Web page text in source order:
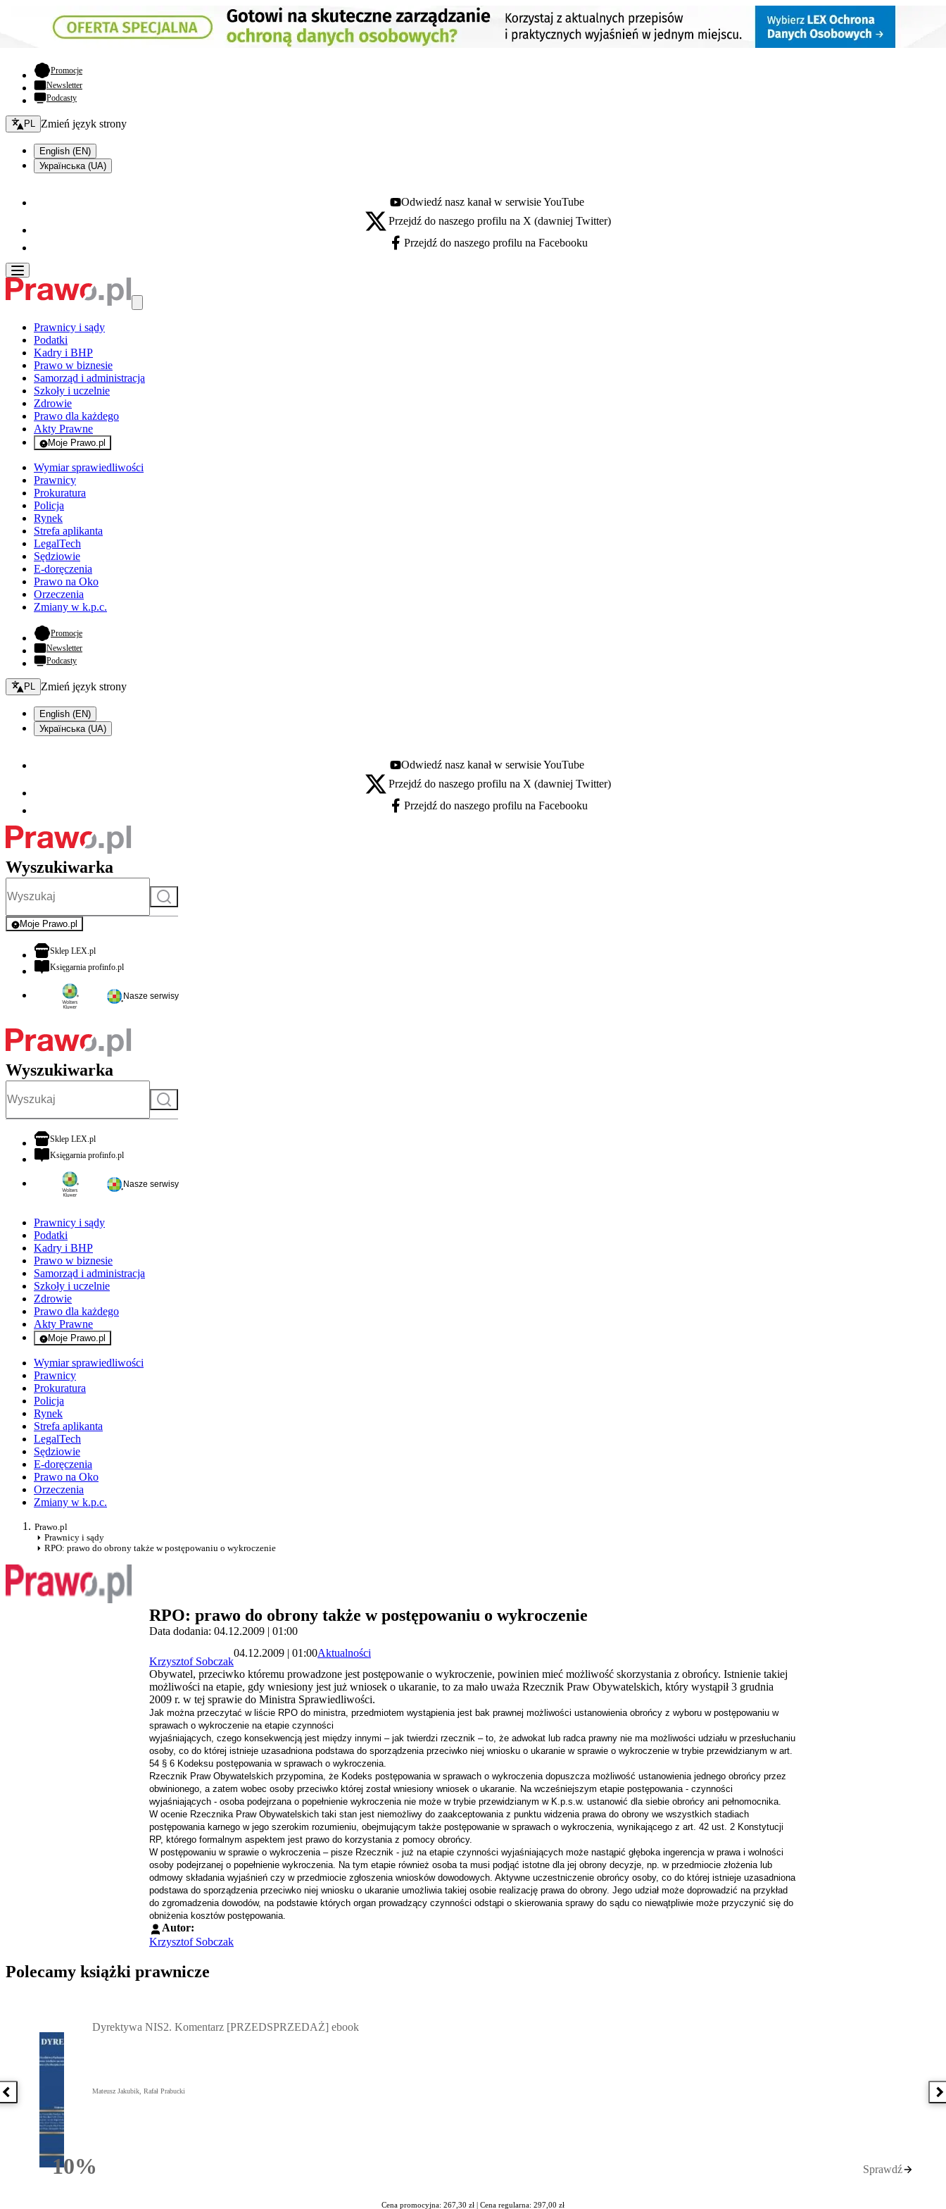
Promocje- otwiera się w nowej karcie
Newsletter
Podcasty
Zmień język - bieżący:
PL Zmień język strony
English (EN)
Українська (UA)
Youtube - otwiera się w nowej karcie
Odwiedź nasz kanał w serwisie YouTube
X - otwiera się w nowej karcie
Przejdź do naszego profilu na X (dawniej Twitter)
Facebook - otwiera się w nowej karcie
Przejdź do naszego profilu na Facebooku
Prawnicy i sądy
Podatki
Kadry i BHP
Prawo w biznesie
Samorząd i administracja
Szkoły i uczelnie
Zdrowie
Prawo dla każdego
Akty Prawne
Moje Prawo.pl
- rejestracja i logowanie do serwisu
Wymiar sprawiedliwości
Prawnicy
Prokuratura
Policja
Rynek
Strefa aplikanta
LegalTech
Sędziowie
E-doręczenia
Prawo na Oko
Orzeczenia
Zmiany w k.p.c.
Promocje- otwiera się w nowej karcie
Newsletter
Podcasty
Zmień język - bieżący:
PL Zmień język strony
English (EN)
Українська (UA)
Youtube - otwiera się w nowej karcie
Odwiedź nasz kanał w serwisie YouTube
X - otwiera się w nowej karcie
Przejdź do naszego profilu na X (dawniej Twitter)
Facebook - otwiera się w nowej karcie
Przejdź do naszego profilu na Facebooku
Wyszukiwarka
Szukaj
Moje Prawo.pl
- rejestracja i logowanie do serwisu
Sklep LEX.plotwiera się w nowej karcie
Księgarnia profinfo.plotwiera się w nowej karcie
Nasze serwisy
Wyszukiwarka
Szukaj
Sklep LEX.plotwiera się w nowej karcie
Księgarnia profinfo.plotwiera się w nowej karcie
Nasze serwisy
Prawnicy i sądy
Podatki
Kadry i BHP
Prawo w biznesie
Samorząd i administracja
Szkoły i uczelnie
Zdrowie
Prawo dla każdego
Akty Prawne
Moje Prawo.pl
- rejestracja i logowanie do serwisu
Wymiar sprawiedliwości
Prawnicy
Prokuratura
Policja
Rynek
Strefa aplikanta
LegalTech
Sędziowie
E-doręczenia
Prawo na Oko
Orzeczenia
Zmiany w k.p.c.
Prawo.pl
Prawnicy i sądy
RPO: prawo do obrony także w postępowaniu o wykroczenie
RPO: prawo do obrony także w postępowaniu o wykroczenie
Data dodania: 04.12.2009 | 01:00
Krzysztof Sobczak
04.12.2009 | 01:00Aktualności
Obywatel, przeciwko któremu prowadzone jest postępowanie o wykroczenie, powinien mieć możliwość skorzystania z obrońcy. Istnienie takiej
możliwości na etapie, gdy wniesiony jest już wniosek o ukaranie, to za mało uważa Rzecznik Praw Obywatelskich, który wystąpił 3 grudnia
2009 r. w tej sprawie do Ministra Sprawiedliwości.
Jak można przeczytać w liście RPO do ministra, przedmiotem wystąpienia jest bak prawnej możliwości ustanowienia obrońcy z wyboru w postępowaniu w
sprawach o wykroczenie na etapie czynności
wyjaśniających, czego konsekwencją jest między innymi – jak twierdzi rzecznik – to, że adwokat lub radca prawny nie ma możliwości udziału w przesłuchaniu
osoby, co do której istnieje uzasadniona podstawa do sporządzenia przeciwko niej wniosku o ukaranie w sprawie o wykroczenie w trybie przewidzianym w art.
54 § 6 Kodeksu postępowania w sprawach o wykroczenia.
Rzecznik Praw Obywatelskich przypomina, że Kodeks postępowania w sprawach o wykroczenia dopuszcza możliwość ustanowienia jednego obrońcy przez
obwinionego, a zatem wobec osoby przeciwko której został wniesiony wniosek o ukaranie. Na wcześniejszym etapie postępowania - czynności
wyjaśniających - osoba podejrzana o popełnienie wykroczenia nie może w trybie przewidzianym w K.p.s.w. ustanowić dla siebie obrońcy ani pełnomocnika.
W ocenie Rzecznika Praw Obywatelskich taki stan jest niemożliwy do zaakceptowania z punktu widzenia prawa do obrony we wszystkich stadiach
postępowania karnego w jego szerokim rozumieniu, obejmującym także postępowanie w sprawach o wykroczenia, wynikającego z art. 42 ust. 2 Konstytucji
RP, którego formalnym aspektem jest prawo do korzystania z pomocy obrońcy.
W postępowaniu w sprawie o wykroczenia – pisze Rzecznik - już na etapie czynności wyjaśniających może nastąpić głęboka ingerencja w prawa i wolności
osoby podejrzanej o popełnienie wykroczenia. Na tym etapie również osoba ta musi podjąć istotne dla jej obrony decyzje, np. w przedmiocie złożenia lub
odmowy składania wyjaśnień czy w przedmiocie zgłoszenia wniosków dowodowych. Aktywne uczestniczenie obrońcy osoby, co do której istnieje uzasadniona
podstawa do sporządzenia przeciwko niej wniosku o ukaranie umożliwia takiej osobie realizację prawa do obrony. Jego udział może doprowadzić na przykład
do zgromadzenia dowodów, na podstawie których organ prowadzący czynności odstąpi o skierowania sprawy do sądu co niewątpliwie może przyczynić się do
obniżenia kosztów postępowania.
Autor:
Krzysztof Sobczak
Polecamy książki prawnicze
Poprzednia książka
10%Rabatu
Dyrektywa NIS2. Komentarz [PRZEDSPRZEDAŻ] ebook
Mateusz Jakubik, Rafał Prabucki
Sprawdź
Cena promocyjna: 267,30 zł | Cena regularna: 297,00 zł